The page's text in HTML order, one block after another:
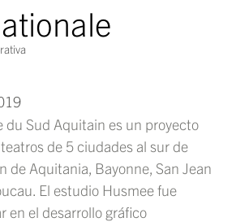
du Sud Aquitain es un proyecto
de 5 ciudades al sur de
de Aquitania, Bayonne, San Jean
El estudio Husmee fue
en el desarrollo gráfico